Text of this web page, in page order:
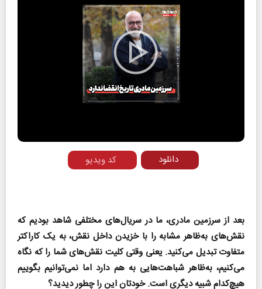
Play
کد ویدیو دانلود
بعد از سرزمین مادری، ما در سریال‌های مختلفی شاهد بودیم که
نقش‌های به‌ظاهر مشابه را با خزیدن داخل نقش، به یک کاراکتر
متفاوت تبدیل می‌کنید. یعنی وقتی کلیت نقش‌های شما را که نگاه
می‌کنیم، به‌ظاهر شباهت‌هایی به هم دارد اما نمی‌توانیم بگوییم
هیچ‌کدام شبیه دیگری است. خودتان این را چطور دیدید؟